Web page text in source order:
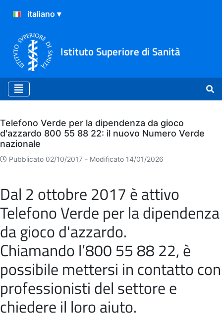
Istituto Superiore di Sanità
Archivio
Telefono Verde per la dipendenza da gioco
d'azzardo 800 55 88 22: il nuovo Numero Verde
nazionale
Pubblicato 02/10/2017 - Modificato 14/01/2026
Dal 2 ottobre 2017 è attivo
Telefono Verde per la dipendenza
da gioco d'azzardo.
Chiamando l’800 55 88 22, è
possibile mettersi in contatto con
professionisti del settore e
chiedere il loro aiuto.